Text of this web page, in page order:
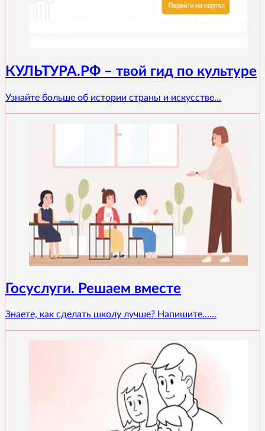
КУЛЬТУРА.РФ – твой гид по культуре
Узнайте больше об истории страны и искусстве...
Госуслуги. Решаем вместе
Знаете, как сделать школу лучше? Напишите......